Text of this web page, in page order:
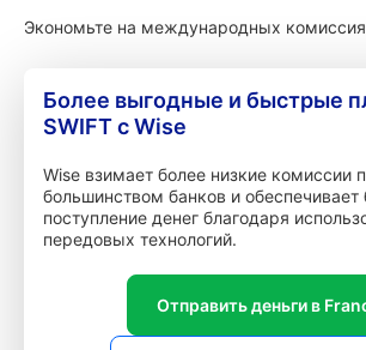
Экономьте на международных
Более выгодные и быстрые
SWIFT с Wise
Wise взимает более низкие комиссии
большинством банков и обеспечивает
поступление денег благодаря
передовых технологий.
Отправить деньги в